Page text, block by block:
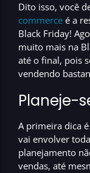
Dito isso, você
commerce é a
Black Friday!
muito mais na
até o final, pois
vendendo
Planeje-
A primeira dica
vai envolver
planejamento
vendas, até